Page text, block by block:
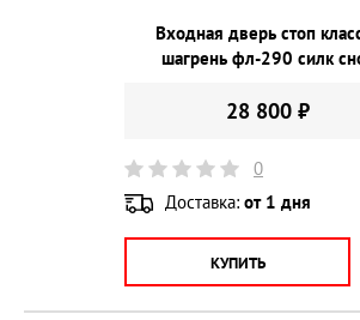
Входная дверь стоп
шагрень фл-290 силк
28 800 ₽
0
Доставка: от 1 дня
КУПИТЬ